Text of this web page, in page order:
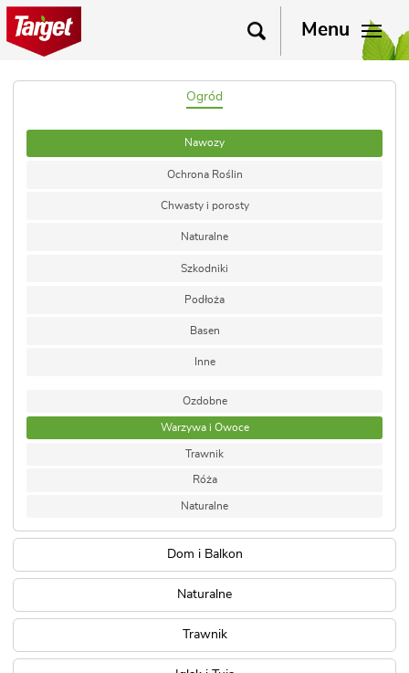
Menu
Ogród
Nawozy
Ochrona Roślin
Chwasty i porosty
Naturalne
Szkodniki
Podłoża
Basen
Inne
Ozdobne
Warzywa i Owoce
Trawnik
Róża
Naturalne
Dom i Balkon
Naturalne
Trawnik